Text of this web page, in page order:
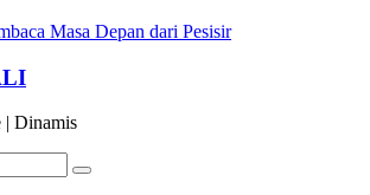
Masa Depan dari Pesisir
| Dinamis